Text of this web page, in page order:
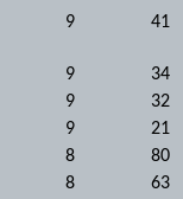
9 41
9
34
9
32
9
21
8
80
8
63